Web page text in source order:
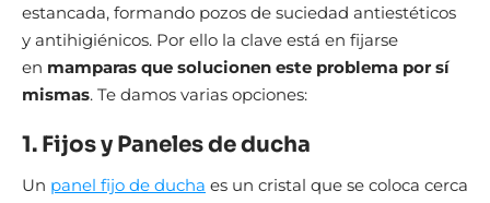
estancada, formando pozos de suciedad antiestéticos
y antihigiénicos. Por ello la clave está en fijarse
en mamparas que solucionen este problema por sí
mismas. Te damos varias opciones:
1. Fijos y Paneles de ducha
Un panel fijo de ducha es un cristal que se coloca cerca